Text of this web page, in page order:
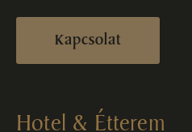
Kapcsolat
Hotel & Étterem